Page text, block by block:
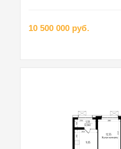
10 500 000 руб.